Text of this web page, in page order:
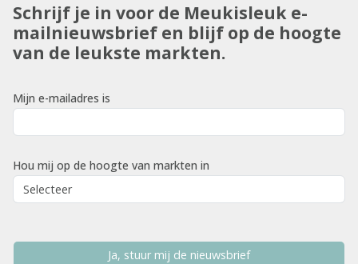
Schrijf je in voor de Meukisleuk e-
mailnieuwsbrief en blijf op de hoogte
van de leukste markten.
Mijn e-mailadres is
Hou mij op de hoogte van markten in
Ja, stuur mij de nieuwsbrief